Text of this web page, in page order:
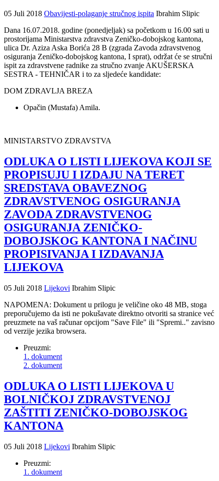
05 Juli 2018 Obavijesti-polaganje stručnog ispita Ibrahim Slipic
Dana 16.07.2018. godine (ponedjeljak) sa početkom u 16.00 sati u
prostorijama Ministarstva zdravstva Zeničko-dobojskog kantona,
ulica Dr. Aziza Aska Borića 28 B (zgrada Zavoda zdravstvenog
osiguranja Zeničko-dobojskog kantona, I sprat), održat će se stručni
ispit za zdravstvene radnike za stručno zvanje AKUŠERSKA
SESTRA - TEHNIČAR i to za sljedeće kandidate:
DOM ZDRAVLJA BREZA
Opačin (Mustafa) Amila.
MINISTARSTVO ZDRAVSTVA
ODLUKA O LISTI LIJEKOVA KOJI SE
PROPISUJU I IZDAJU NA TERET
SREDSTAVA OBAVEZNOG
ZDRAVSTVENOG OSIGURANJA
ZAVODA ZDRAVSTVENOG
OSIGURANJA ZENIČKO-
DOBOJSKOG KANTONA I NAČINU
PROPISIVANJA I IZDAVANJA
LIJEKOVA
05 Juli 2018 Lijekovi Ibrahim Slipic
NAPOMENA: Dokument u prilogu je veličine oko 48 MB, stoga
preporučujemo da isti ne pokušavate direktno otvoriti sa stranice već
preuzmete na vaš računar opcijom "Save File" ili "Spremi.." zavisno
od verzije jezika browsera.
Preuzmi:
1. dokument
2. dokument
ODLUKA O LISTI LIJEKOVA U
BOLNIČKOJ ZDRAVSTVENOJ
ZAŠTITI ZENIČKO-DOBOJSKOG
KANTONA
05 Juli 2018 Lijekovi Ibrahim Slipic
Preuzmi:
1. dokument